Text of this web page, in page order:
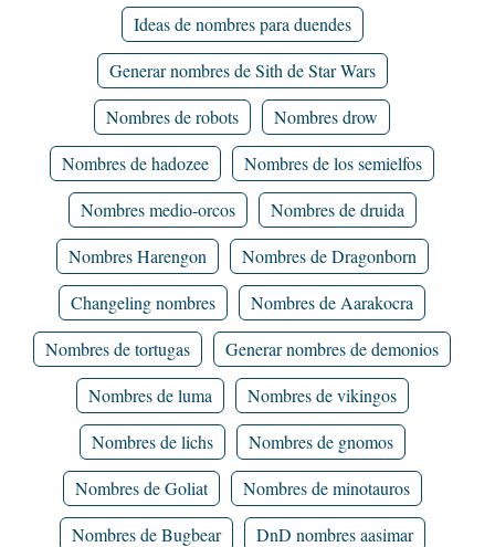
Ideas de nombres para duendes
Generar nombres de Sith de Star Wars
Nombres de robots
Nombres drow
Nombres de hadozee
Nombres de los semielfos
Nombres medio-orcos
Nombres de druida
Nombres Harengon
Nombres de Dragonborn
Changeling nombres
Nombres de Aarakocra
Nombres de tortugas
Generar nombres de demonios
Nombres de luma
Nombres de vikingos
Nombres de lichs
Nombres de gnomos
Nombres de Goliat
Nombres de minotauros
Nombres de Bugbear
DnD nombres aasimar